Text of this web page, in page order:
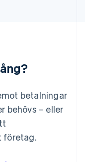
betalningar
behövs – eller
företag.